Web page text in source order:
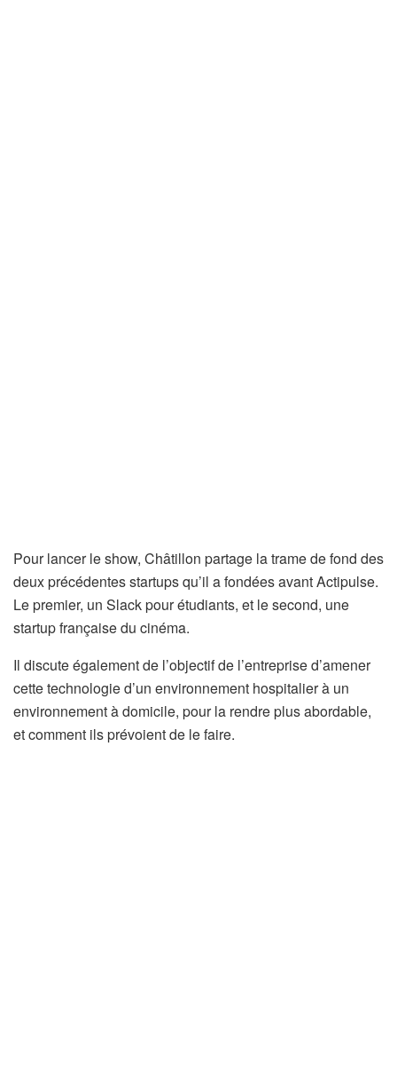
Pour lancer le show, Châtillon partage la trame de fond des
deux précédentes startups qu’il a fondées avant Actipulse.
Le premier, un Slack pour étudiants, et le second, une
startup française du cinéma.
Il discute également de l’objectif de l’entreprise d’amener
cette technologie d’un environnement hospitalier à un
environnement à domicile, pour la rendre plus abordable,
et comment ils prévoient de le faire.